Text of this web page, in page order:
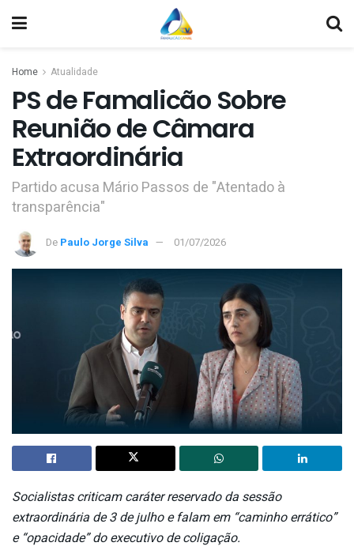
Home Atualidade
PS de Famalicão Sobre
Reunião de Câmara
Extraordinária
Partido acusa Mário Passos de "Atentado à
transparência"
De Paulo Jorge Silva 01/07/2026
Socialistas criticam caráter reservado da sessão
extraordinária de 3 de julho e falam em “caminho errático”
e “opacidade” do executivo de coligação.